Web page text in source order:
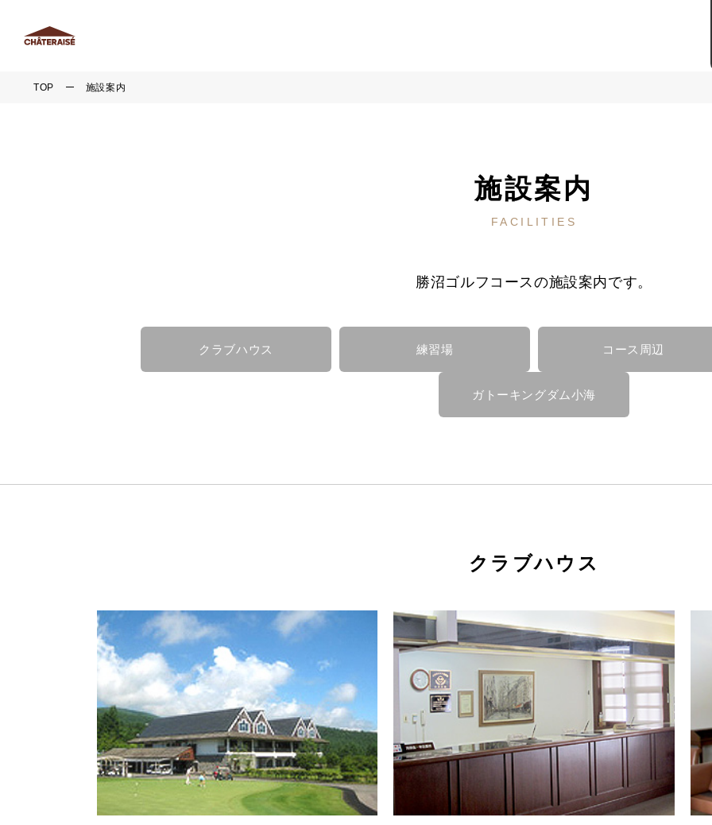
TOP 施設案内
施設案内
FACILITIES
勝沼ゴルフコースの施設案内です。
クラブハウス 練習場 コース周辺
ガトーキングダム小海
クラブハウス